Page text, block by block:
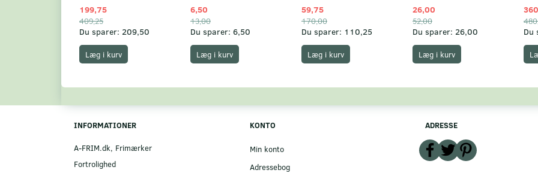
199,75
409,25
Du sparer: 209,50
Læg i kurv
6,50
13,00
Du sparer: 6,50
Læg i kurv
59,75
170,00
Du sparer: 110,25
Læg i kurv
26,00
52,00
Du sparer: 26,00
Læg i kurv
Du
INFORMATIONER
A-FRIM.dk, Frimærker
Fortrolighed
KONTO
Min konto
Adressebog
ADRESSE